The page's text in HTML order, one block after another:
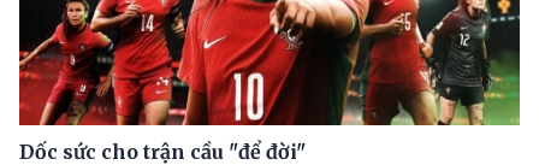
Dốc sức cho trận cầu "để đời"